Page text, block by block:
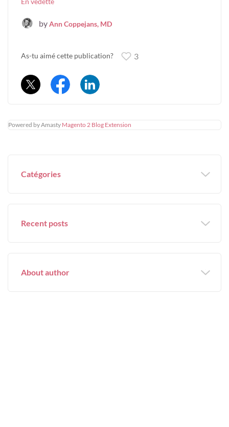
byAnn Coppejans, MD
As-tu aimé cette publication? 3
Powered by Amasty Magento 2 Blog Extension
Catégories
Recent posts
About author